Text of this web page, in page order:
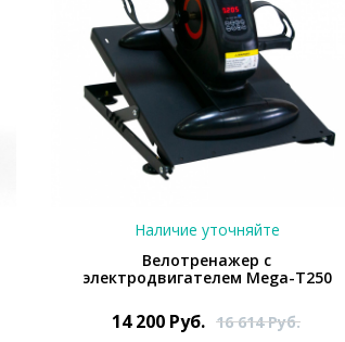
Наличие уточняйте
Велотренажер с
электродвигателем Mega-T250
14 200 Руб. 16 614Руб.